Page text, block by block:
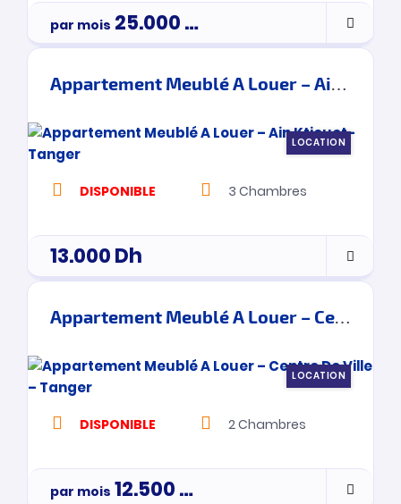
par mois 25.000Dh
Appartement Meublé A Louer – Ain Ktiouet- Tanger
LOCATION
DISPONIBLE 3 Chambres
13.000Dh
Appartement Meublé A Louer – Centre De Ville – Tanger
LOCATION
DISPONIBLE 2Chambres
par mois 12.500Dh